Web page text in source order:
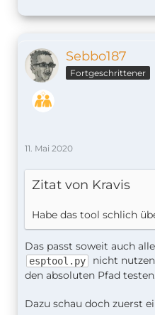
Sebbo187
Fortgeschrittener
11. Mai 2020
Zitat von Kravis
Habe das tool schlich
Das passt soweit auch
esptool.py
nicht
den absoluten Pfad testen.
Dazu schau doch zuerst